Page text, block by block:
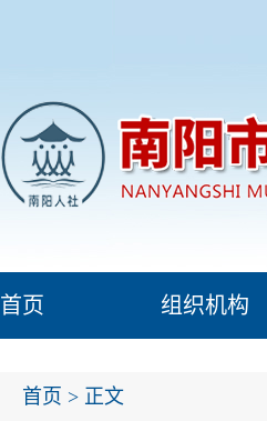
首页 组织机构
首页 > 正文